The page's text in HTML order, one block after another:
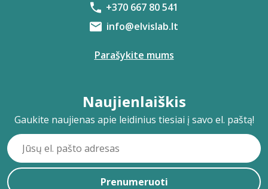
+370 667 80 541
info@elvislab.lt
Parašykite mums
Naujienlaiškis
Gaukite naujienas apie leidinius tiesiai į savo el. paštą!
Prenumeruoti